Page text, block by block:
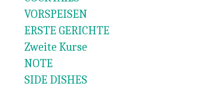
VORSPEISEN
ERSTE GERICHTE
Zweite Kurse
NOTE
SIDE DISHES